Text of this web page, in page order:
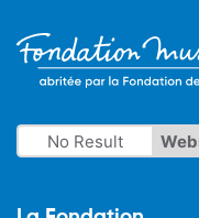
No Result